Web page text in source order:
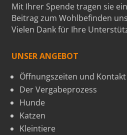
Mit Ihrer Spende tragen sie
Beitrag zum Wohlbefinden
Vielen Dank für Ihre
UNSER ANGEBOT
Öffnungszeiten und Kontakt
Der Vergabeprozess
Hunde
Katzen
Kleintiere